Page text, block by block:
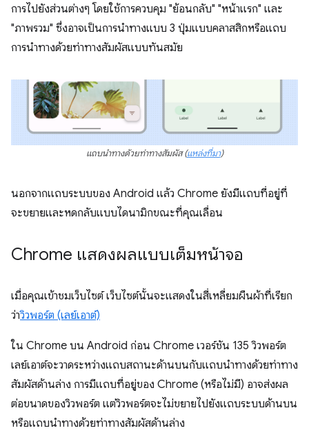
การไปยังส่วนต่างๆ โดยใช้การควบคุม "ย้อนกลับ" "หน้าแรก" และ
"ภาพรวม" ซึ่งอาจเป็นการนำทางแบบ 3 ปุ่มแบบคลาสสิกหรือแถบ
การนำทางด้วยท่าทางสัมผัสแบบทันสมัย
แถบนำทางด้วยท่าทางสัมผัส(แหล่งที่มา)
นอกจากแถบระบบของ Android แล้ว Chrome ยังมีแถบที่อยู่ที่
จะขยายและหดกลับแบบไดนามิกขณะที่คุณเลื่อน
Chrome แสดงผลแบบเต็มหน้าจอ
เมื่อคุณเข้าชมเว็บไซต์ เว็บไซต์นั้นจะแสดงในสี่เหลี่ยมผืนผ้าที่เรียก
ว่าวิวพอร์ต (เลย์เอาต์)
ใน Chrome บน Android ก่อน Chrome เวอร์ชัน 135 วิวพอร์ต
เลย์เอาต์จะวาดระหว่างแถบสถานะด้านบนกับแถบนําทางด้วยท่าทาง
สัมผัสด้านล่าง การมีแถบที่อยู่ของ Chrome (หรือไม่มี) อาจส่งผล
ต่อขนาดของวิวพอร์ต แต่วิวพอร์ตจะไม่ขยายไปยังแถบระบบด้านบน
หรือแถบนําทางด้วยท่าทางสัมผัสด้านล่าง